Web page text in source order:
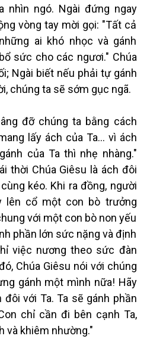
nhìn ngó. Ngài đứng ngay
vòng tay mời gọi: "Tất cả
ai khó nhọc và gánh
sức cho các ngươi." Chúa
Ngài biết nếu phải tự gánh
chúng ta sẽ sớm gục ngã.
đỡ chúng ta bằng cách
lấy ách của Ta... vì ách
của Ta thì nhẹ nhàng."
thời Chúa Giêsu là ách đôi
kéo. Khi ra đồng, người
lên cổ một con bò trưởng
với một con bò non yếu
phần lớn sức nặng và định
việc nương theo sức đàn
Chúa Giêsu nói với chúng
gánh một mình nữa! Hãy
với Ta. Ta sẽ gánh phần
chỉ cần đi bên cạnh Ta,
và khiêm nhường."